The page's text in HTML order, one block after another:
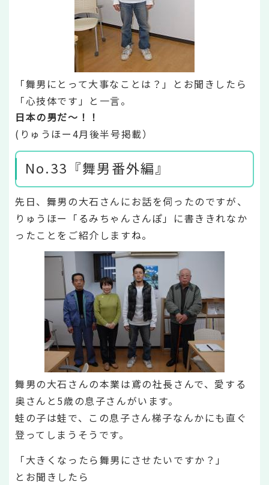
「舞男にとって大事なことは？」とお聞きしたら
「心技体です」と一言。
日本の男だ～！！
(りゅうほー4月後半号掲載）
No.33『舞男番外編』
先日、舞男の大石さんにお話を伺ったのですが、
りゅうほー「るみちゃんさんぽ」に書ききれなか
ったことをご紹介しますね。
舞男の大石さんの本業は鳶の社長さんで、愛する
奥さんと5歳の息子さんがいます。
蛙の子は蛙で、この息子さん梯子なんかにも直ぐ
登ってしまうそうです。
「大きくなったら舞男にさせたいですか？」
とお聞きしたら